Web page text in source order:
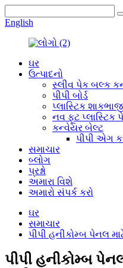
English
ઘર
ઉત્પાદનો
સ્લીવ પેક બલ્ક
પીપી બોર્ડ
પ્લાસ્ટિક
નવ ફૂટ પ્લાસ્ટિક
કન્વેયર બેલ્ટ
પીપી એગ
સમાચાર
બ્લોગ
પ્રશ્નો
અમારા વિશે
અમારો સંપર્ક કરો
ઘર
સમાચાર
પીપી હનીકોમ્બ પેનલ
પીપી હનીકોમ્બ